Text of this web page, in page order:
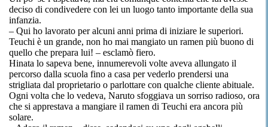
deciso di condivedere con lei un luogo tanto importante della sua
infanzia.
– Qui ho lavorato per alcuni anni prima di iniziare le superiori.
Teuchi è un grande, non ho mai mangiato un ramen più buono di
quello che prepara lui! – esclamò fiero.
Hinata lo sapeva bene, innumerevoli volte aveva allungato il
percorso dalla scuola fino a casa per vederlo prendersi una
strigliata dal proprietario o parlottare con qualche cliente abituale.
Ogni volta che lo vedeva, Naruto sfoggiava un sorriso radioso, ora
che si apprestava a mangiare il ramen di Teuchi era ancora più
solare.